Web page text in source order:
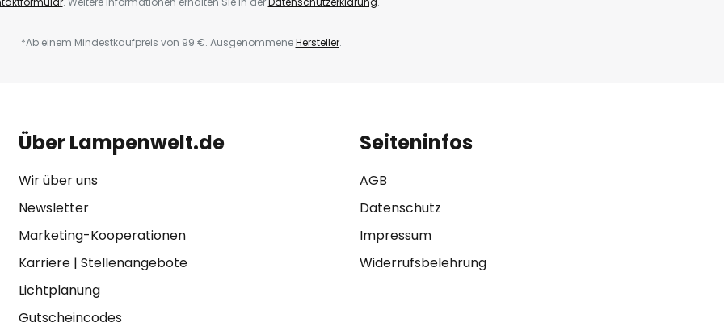
*Ab einem Mindestkaufpreis von 99 €. AusgenommeneHersteller.
Über Lampenwelt.de
Wir über uns
Newsletter
Marketing-Kooperationen
Karriere| Stellenangebote
Lichtplanung
Gutscheincodes
Seiteninfos
AGB
Datenschutz
Impressum
Widerrufsbelehrung